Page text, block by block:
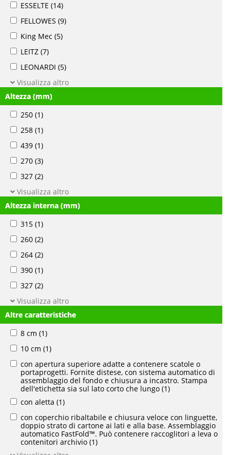
ESSELTE (14)
FELLOWES (9)
King Mec (5)
LEITZ (7)
LEONARDI (5)
Visualizza altro
Altezza (mm)
250 (1)
258 (1)
439 (1)
270 (3)
327 (2)
Visualizza altro
Altezza interna (mm)
315 (1)
260 (2)
264 (2)
390 (1)
327 (2)
Visualizza altro
Altre caratteristiche
8 cm (1)
10 cm (1)
con apertura superiore adatte a contenere scatole o
portaprogetti. Fornite distese, con sistema automatico di
assemblaggio del fondo e chiusura a incastro. Stampa
dell'etichetta sia sul lato corto che lungo (1)
con aletta (1)
con coperchio ribaltabile e chiusura veloce con linguette,
doppio strato di cartone ai lati e alla base. Assemblaggio
automatico FastFold™. Può contenere raccoglitori a leva o
contenitori archivio (1)